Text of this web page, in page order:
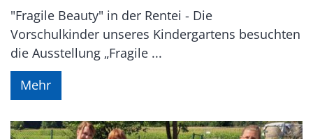
"Fragile Beauty" in der Rentei - Die
Vorschulkinder unseres Kindergartens besuchten
die Ausstellung „Fragile ...
Mehr